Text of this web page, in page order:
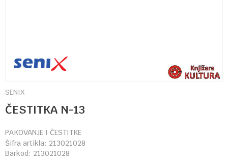
SENIX
ČESTITKA N-13
PAKOVANJE I ČESTITKE
Šifra artikla: 213021028
Barkod: 213021028